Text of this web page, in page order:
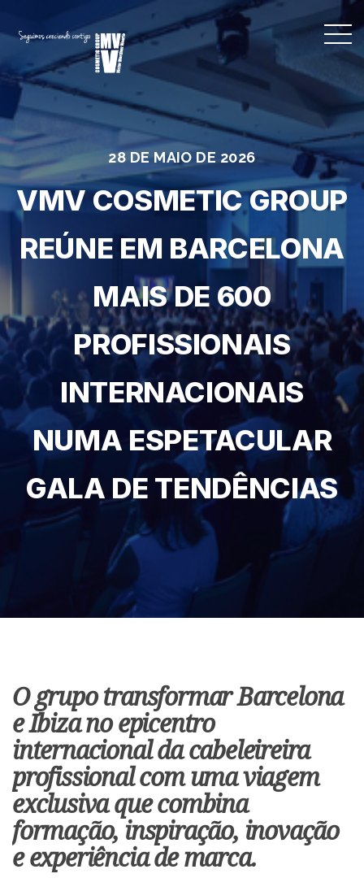
28 DE MAIO DE 2026
VMV COSMETIC GROUP
REÚNE EM BARCELONA
MAIS DE 600
PROFISSIONAIS
INTERNACIONAIS
NUMA ESPETACULAR
GALA DE TENDÊNCIAS
O grupotransformar Barcelona
e Ibiza no epicentro
internacional da cabeleireira
profissional comuma viagem
exclusiva que combina
formação, inspiração, inovação
e experiência de marca.